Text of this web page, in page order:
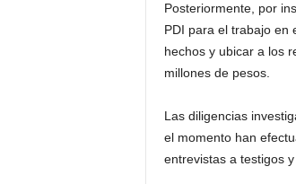
Posteriormente, por
PDI para el trabajo en
hechos y ubicar a los
millones de pesos.
Las diligencias
el momento han
entrevistas a testigos